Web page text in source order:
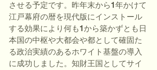
させる予定です。昨年末から1年かけて
江戸幕府の暦を現代版にインストール
する効果により何も1から築かずとも日
本国の中枢や大都会や都として確固た
る政治実績のあるホワイト基盤の導入
に成功しました。知財王国としてサイ